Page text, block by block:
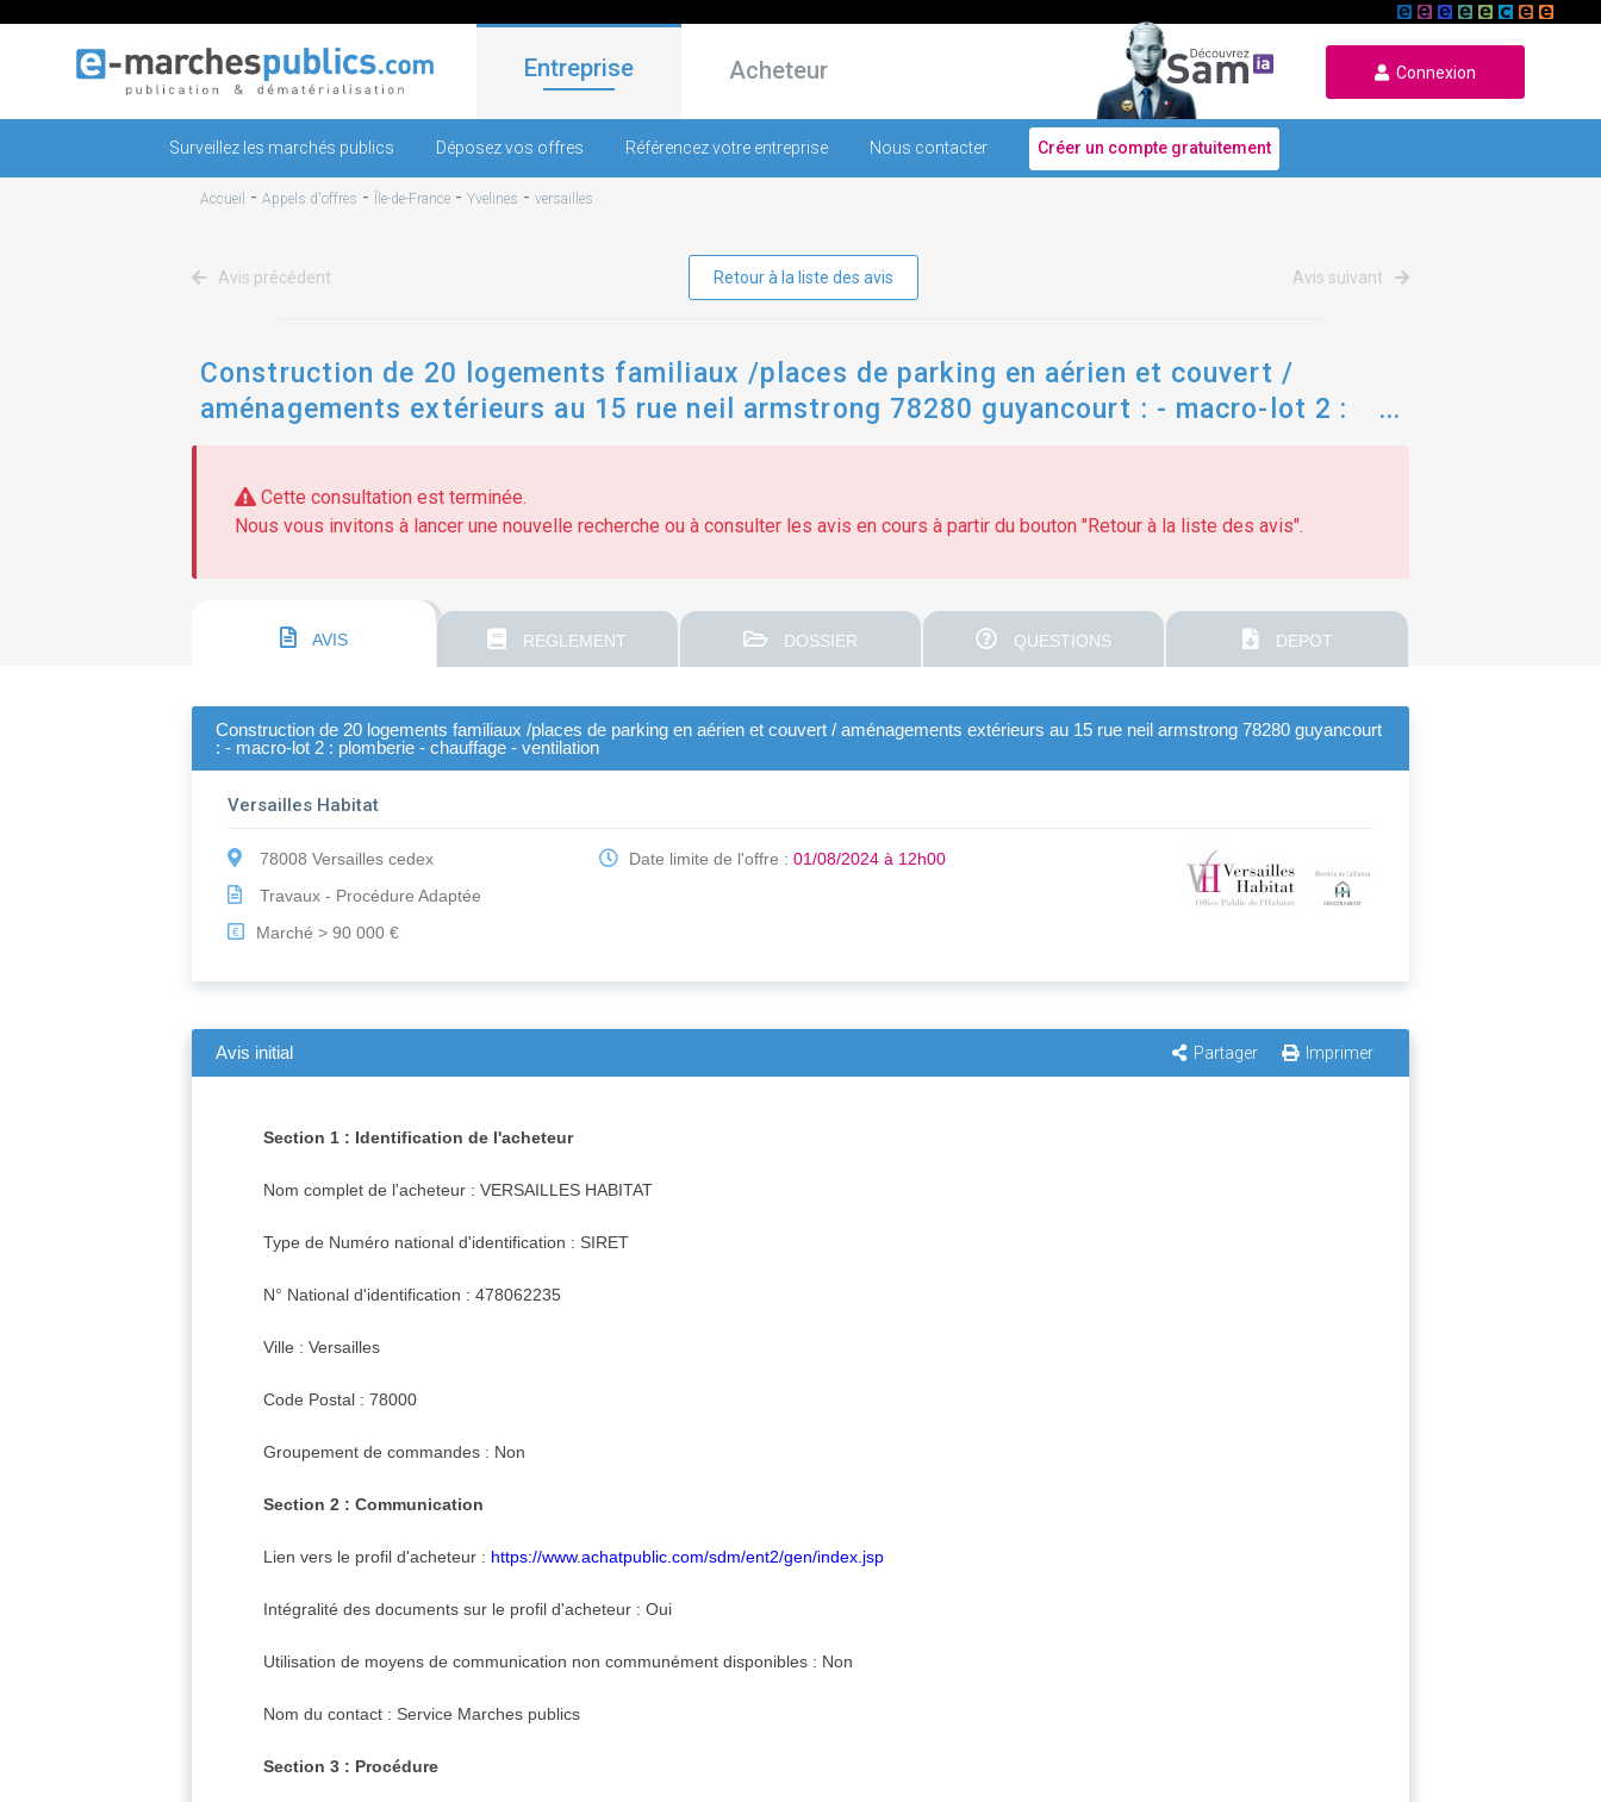
Entreprise Acheteur Connexion
Surveillez les marchés publics Déposez vos offres Référencez votre entreprise Nous contacter Créer un compte gratuitement
Accueil - Appels d'offres - Île-de-France - Yvelines - versailles
Avis précédent Retour à la liste des avis Avis suivant
Construction de 20 logements familiaux /places de parking en aérien et couvert /
aménagements extérieurs au 15 rue neil armstrong 78280 guyancourt : - macro-lot 2 :
Cette consultation est terminée.
Nous vous invitons à lancer une nouvelle recherche ou à consulter les avis en cours à partir du bouton "Retour à la liste des avis".
AVIS REGLEMENT DOSSIER QUESTIONS DEPOT
Construction de 20 logements familiaux /places de parking en aérien et couvert / aménagements extérieurs au 15 rue neil armstrong 78280 guyancourt
: - macro-lot 2 : plomberie - chauffage - ventilation
Versailles Habitat
78008 Versailles cedex
Travaux - Procédure Adaptée
€ Marché > 90 000 €
Date limite de l'offre :01/08/2024 à 12h00
Avis initial Partager Imprimer
Section 1 : Identification de l'acheteur
Nom complet de l'acheteur : VERSAILLES HABITAT
Type de Numéro national d'identification : SIRET
N° National d'identification : 478062235
Ville : Versailles
Code Postal : 78000
Groupement de commandes : Non
Section 2 : Communication
Lien vers le profil d'acheteur : https://www.achatpublic.com/sdm/ent2/gen/index.jsp
Intégralité des documents sur le profil d'acheteur : Oui
Utilisation de moyens de communication non communément disponibles : Non
Nom du contact : Service Marches publics
Section 3 : Procédure